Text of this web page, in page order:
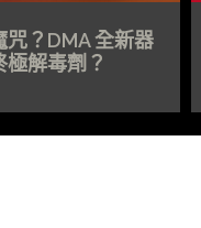
咒？DMA 全新器
解毒劑？